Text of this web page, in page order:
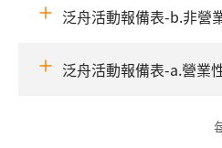
泛舟活動報備表-b.非營
泛舟活動報備表-a.營業